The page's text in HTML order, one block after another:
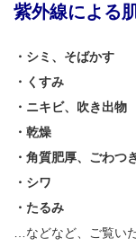
紫外線による
・シミ、そばかす
・くすみ
・ニキビ、吹き出物
・乾燥
・角質肥厚、ごわつ
・シワ
・たるみ
…などなど、ご覧い